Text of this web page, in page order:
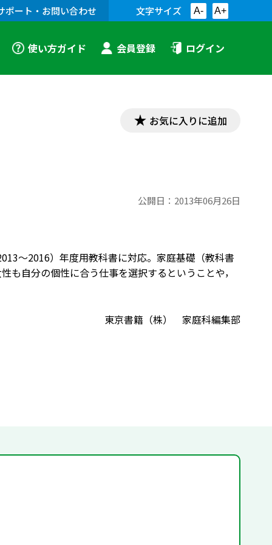
ポート・お問い合わせ 文字サイズ A- A+
使い方ガイド 会員登録 ログイン
お気に入りに追加
公開日： 2013年06月26日
～2016）年度用教科書に対応。家庭基礎（教科書
自分の個性に合う仕事を選択するということや，
東京書籍（株） 家庭科編集部